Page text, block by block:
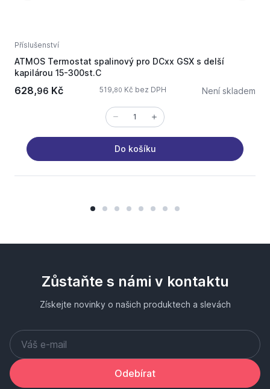
Příslušenství
ATMOS Termostat spalinový pro DCxx GSX s delší
kapilárou 15-300st.C
628,96 Kč 519,80 Kč bez DPH Není skladem
Do košíku
Zůstaňte s námi v kontaktu
Získejte novinky o našich produktech a slevách
Odebírat